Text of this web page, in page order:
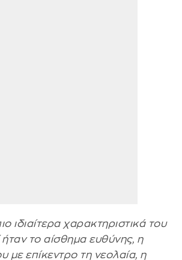
ιδιαίτερα χαρακτηριστικά του
το αίσθημα ευθύνης, η
με επίκεντρο τη νεολαία, η